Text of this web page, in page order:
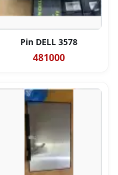
Pin DELL 3578
481000